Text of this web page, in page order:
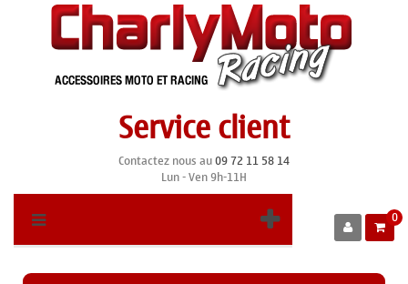
Service client
Contactez nous au09 72 11 58 14
Lun - Ven 9h-11H
0